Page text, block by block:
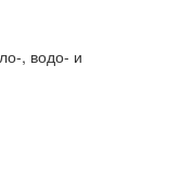
, водо- и